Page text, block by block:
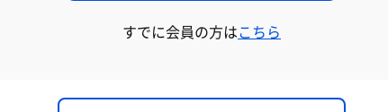
すでに会員の方はこちら